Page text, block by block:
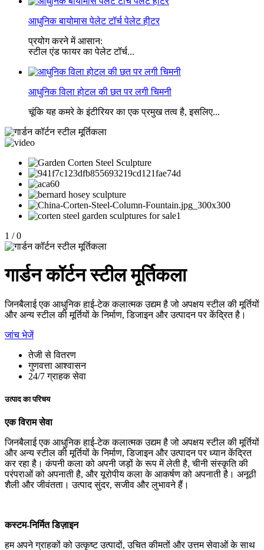
आधुनिक बायोमास पेलेट टॉर्च पेलेट हीटर
प्रयोग करने में आसान:
स्टील एंड फायर का पेलेट टॉर्च...
आधुनिक विला होटल की छत पर लगी चिमनी
चूंकि यह कमरे के इंटीरियर का एक प्रमुख तत्व है, इसलिए...
1 / 0
गार्डन कॉर्टन स्टील मूर्तिकला
जिनबैलाई एक आधुनिक हाई-टेक कलात्मक उद्यम है जो अपक्षय स्टील की मूर्तियों
और अन्य स्टील की मूर्तियों के निर्माण, डिजाइन और उत्पादन पर केंद्रित है।
जांच भेजें
तेजी से वितरण
गुणवत्ता आश्वासन
24/7 ग्राहक सेवा
उत्पाद का परिचय
एक विराम सेवा
जिनबैलाई एक आधुनिक हाई-टेक कलात्मक उद्यम है जो अपक्षय स्टील की मूर्तियों
और अन्य स्टील की मूर्तियों के निर्माण, डिजाइन और उत्पादन पर ध्यान केंद्रित
कर रहा है। कंपनी कला को अपनी जड़ों के रूप में लेती है, चीनी संस्कृति की
परंपराओं को अपनाती है, और यूरोपीय कला के आकर्षण को अपनाती है। अनूठी
शैली और जीवंतता। उत्पाद सुंदर, सजीव और लुभावने हैं।
कस्टम-निर्मित डिज़ाइन
हम अपने ग्राहकों को उत्कृष्ट उत्पादों, उचित कीमतों और उत्तम सेवाओं के साथ